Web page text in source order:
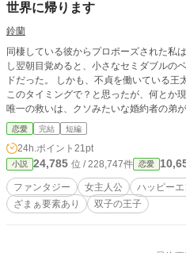
世界に帰ります
鈴蘭
同棲している彼からプロポーズされた私
し翌朝目覚めると、小さなセミダブルの
ドだった。 しかも、不貞を働いている
このタイミングで？と思ったが、何とか
唯一の救いは、クソみたいな婚約者の弟
だった… 完結しました
恋愛 完結 短編
24h.ポイント 21pt
小説 24,785 位 / 228,747件 恋愛
ファンタジー 女主人公 ハッピーエ
ざまぁ要素あり
双子の王子